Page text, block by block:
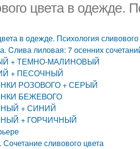
цвета в одежде.
в одежде. Психология
Cлива лиловая: 7 осенних
+ ТЕМНО-МАЛИНОВЫЙ
+ ПЕСОЧНЫЙ
РОЗОВОГО + СЕРЫЙ
БЕЖЕВОГО
+ СИНИЙ
+ ГОРЧИЧНЫЙ
сливового цвета